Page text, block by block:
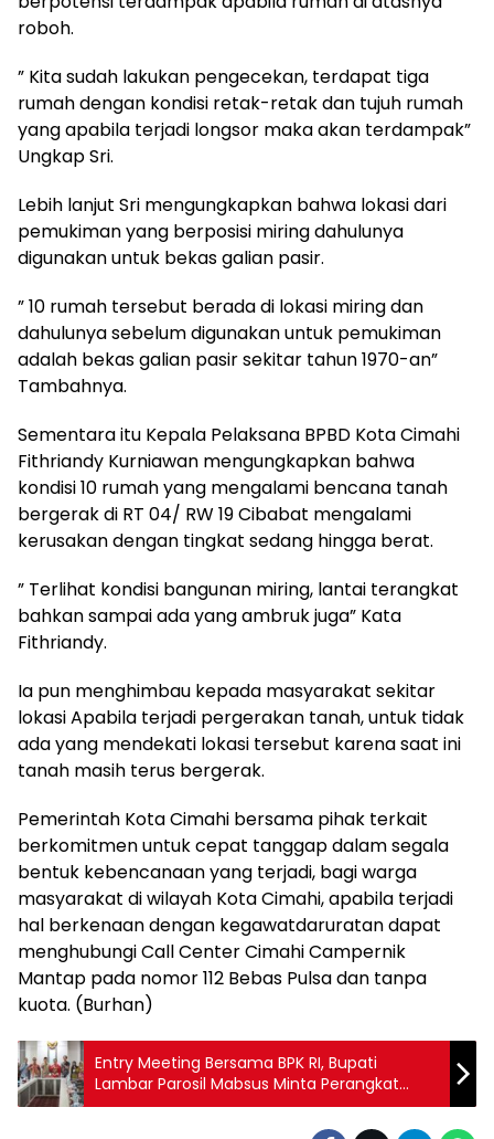
roboh.
” Kita sudah lakukan pengecekan, terdapat tiga
rumah dengan kondisi retak-retak dan tujuh rumah
yang apabila terjadi longsor maka akan terdampak”
Ungkap Sri.
Lebih lanjut Sri mengungkapkan bahwa lokasi dari
pemukiman yang berposisi miring dahulunya
digunakan untuk bekas galian pasir.
” 10 rumah tersebut berada di lokasi miring dan
dahulunya sebelum digunakan untuk pemukiman
adalah bekas galian pasir sekitar tahun 1970-an”
Tambahnya.
Sementara itu Kepala Pelaksana BPBD Kota Cimahi
Fithriandy Kurniawan mengungkapkan bahwa
kondisi 10 rumah yang mengalami bencana tanah
bergerak di RT 04/ RW 19 Cibabat mengalami
kerusakan dengan tingkat sedang hingga berat.
” Terlihat kondisi bangunan miring, lantai terangkat
bahkan sampai ada yang ambruk juga” Kata
Fithriandy.
Ia pun menghimbau kepada masyarakat sekitar
lokasi Apabila terjadi pergerakan tanah, untuk tidak
ada yang mendekati lokasi tersebut karena saat ini
tanah masih terus bergerak.
Pemerintah Kota Cimahi bersama pihak terkait
berkomitmen untuk cepat tanggap dalam segala
bentuk kebencanaan yang terjadi, bagi warga
masyarakat di wilayah Kota Cimahi, apabila terjadi
hal berkenaan dengan kegawatdaruratan dapat
menghubungi Call Center Cimahi Campernik
Mantap pada nomor 112 Bebas Pulsa dan tanpa
kuota. (Burhan)
Entry Meeting Bersama BPK RI, Bupati
Lambar Parosil Mabsus Minta Perangkat
Daerah Kooperatif